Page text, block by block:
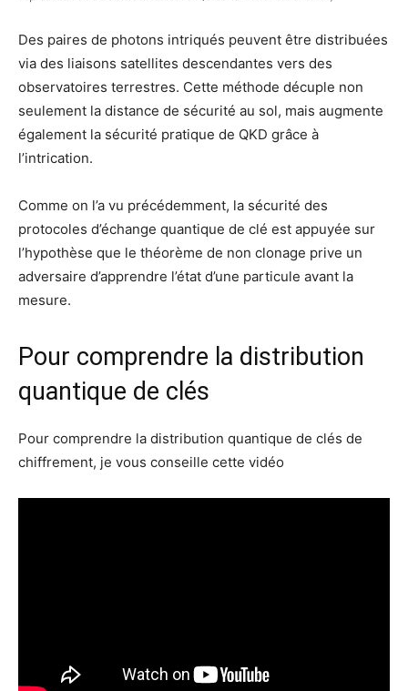
Des paires de photons intriqués peuvent être distribuées
via des liaisons satellites descendantes vers des
observatoires terrestres. Cette méthode décuple non
seulement la distance de sécurité au sol, mais augmente
également la sécurité pratique de QKD grâce à
l’intrication.
Comme on l’a vu précédemment, la sécurité des
protocoles d’échange quantique de clé est appuyée sur
l’hypothèse que le théorème de non clonage prive un
adversaire d’apprendre l’état d’une particule avant la
mesure.
Pour comprendre la distribution
quantique de clés
Pour comprendre la distribution quantique de clés de
chiffrement, je vous conseille cette vidéo